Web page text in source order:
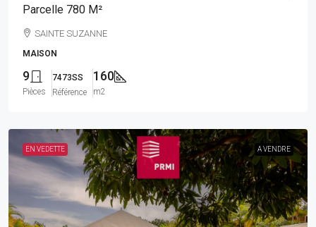
Parcelle 780 M²
SAINTE SUZANNE
MAISON
9
Pièces
7473SS
Référence
160
m2
EN VEDETTE A VENDRE